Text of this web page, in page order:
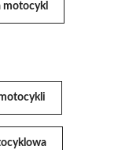
motocykl